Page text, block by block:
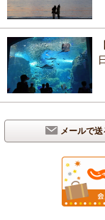
メールで送